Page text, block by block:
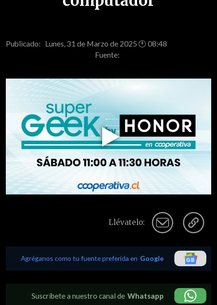
Publicado: Lunes, 31 de Marzo de 2025 🕐 08:48
Fuente:
Play
Video
Llévatelo:
Agréganos como tu fuente preferida en Google
Suscríbete a nuestro canal de Whatsapp